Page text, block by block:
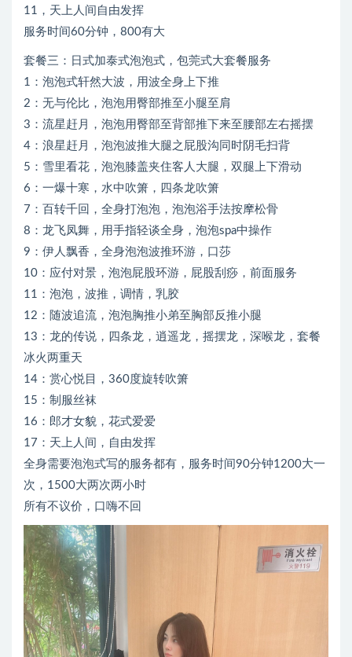
11，天上人间自由发挥
服务时间60分钟，800有大
套餐三：日式加泰式泡泡式，包莞式大套餐服务
1：泡泡式轩然大波，用波全身上下推
2：无与伦比，泡泡用臀部推至小腿至肩
3：流星赶月，泡泡用臀部至背部推下来至腰部左右摇摆
4：浪星赶月，泡泡波推大腿之屁股沟同时阴毛扫背
5：雪里看花，泡泡膝盖夹住客人大腿，双腿上下滑动
6：一爆十寒，水中吹箫，四条龙吹箫
7：百转千回，全身打泡泡，泡泡浴手法按摩松骨
8：龙飞凤舞，用手指轻谈全身，泡泡spa中操作
9：伊人飘香，全身泡泡波推环游，口莎
10：应付对景，泡泡屁股环游，屁股刮痧，前面服务
11：泡泡，波推，调情，乳胶
12：随波追流，泡泡胸推小弟至胸部反推小腿
13：龙的传说，四条龙，逍遥龙，摇摆龙，深喉龙，套餐
冰火两重天
14：赏心悦目，360度旋转吹箫
15：制服丝袜
16：郎才女貌，花式爱爱
17：天上人间，自由发挥
全身需要泡泡式写的服务都有，服务时间90分钟1200大一
次，1500大两次两小时
所有不议价，口嗨不回